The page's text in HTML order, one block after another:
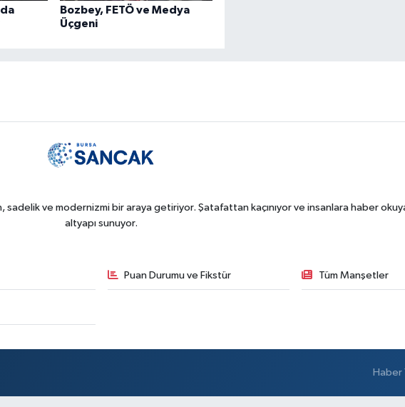
Bozbey, FETÖ ve Medya
Üçgeni
ve modernizmi bir araya getiriyor. Şatafattan kaçınıyor ve insanlara haber
altyapı sunuyor.
Puan Durumu ve Fikstür Tüm Manşetler
Haber